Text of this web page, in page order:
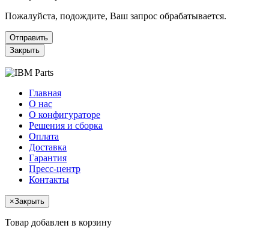
Пожалуйста, подождите, Ваш запрос обрабатывается.
Отправить
Закрыть
Главная
О нас
О конфигураторе
Решения и сборка
Оплата
Доставка
Гарантия
Пресс-центр
Контакты
×Закрыть
Товар добавлен в корзину